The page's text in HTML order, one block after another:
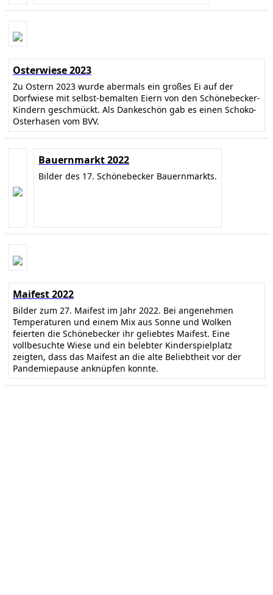
Osterwiese 2023
Zu Ostern 2023 wurde abermals ein großes Ei auf der
Dorfwiese mit selbst-bemalten Eiern von den Schönebecker-
Kindern geschmückt. Als Dankeschön gab es einen Schoko-
Osterhasen vom BVV.
Bauernmarkt 2022
Bilder des 17. Schönebecker Bauernmarkts.
Maifest 2022
Bilder zum 27. Maifest im Jahr 2022. Bei angenehmen
Temperaturen und einem Mix aus Sonne und Wolken
feierten die Schönebecker ihr geliebtes Maifest. Eine
vollbesuchte Wiese und ein belebter Kinderspielplatz
zeigten, dass das Maifest an die alte Beliebtheit vor der
Pandemiepause anknüpfen konnte.